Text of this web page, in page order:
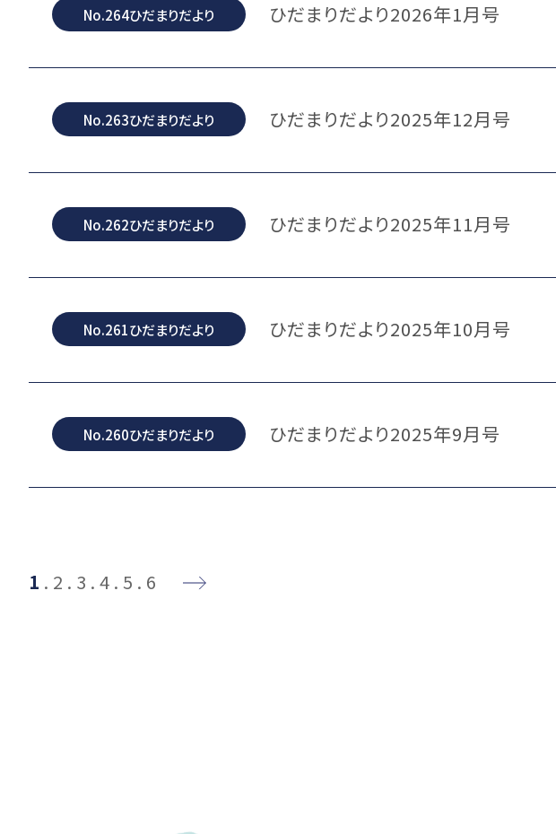
No.264ひだまりだより ひだまりだより2026年1月号
No.263ひだまりだより ひだまりだより2025年12月号
No.262ひだまりだより ひだまりだより2025年11月号
No.261ひだまりだより ひだまりだより2025年10月号
No.260ひだまりだより ひだまりだより2025年9月号
1 2 3 4 5 6 →